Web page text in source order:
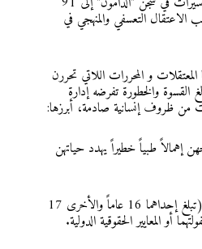
التعسفي والمنهجي في
و المحررات اللاتي تحررن
القسوة والخطورة تفرضه إدارة
من ظروف إنسانية صادمة، أبرزها:
طبياً خطيراً يهدد حياتهن
يضاف لذلك احتجاز طفلتين (تبلغ إحداهما 16 عاماً والأخرى 17
أو المعايير الحقوقية الدولية.